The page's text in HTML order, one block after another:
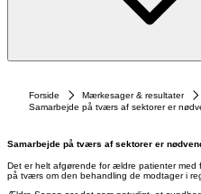
Forside Mærkesager & resultater
Samarbejde på tværs af sektorer er
Samarbejde på tværs af sektorer er
Det er helt afgørende for ældre patienter
på tværs om den behandling de modtager i